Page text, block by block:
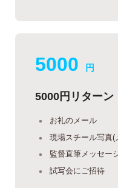
5000 円
5000円リターン
お礼のメール
現場スチール写真
監督直筆メッセー
試写会にご招待